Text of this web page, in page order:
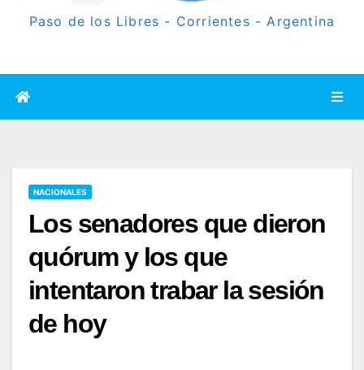
Paso de los Libres - Corrientes - Argentina
NACIONALES
Los senadores que dieron
quórum y los que
intentaron trabar la sesión
de hoy